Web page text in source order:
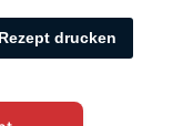
Rezept drucken